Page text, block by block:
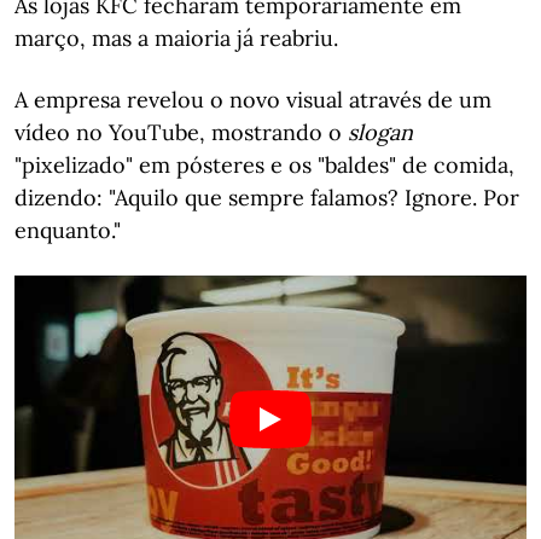
março, mas a maioria já reabriu.
A empresa revelou o novo visual através de um
vídeo no YouTube, mostrando o slogan
"pixelizado" em pósteres e os "baldes" de comida,
dizendo: "Aquilo que sempre falamos? Ignore. Por
enquanto."